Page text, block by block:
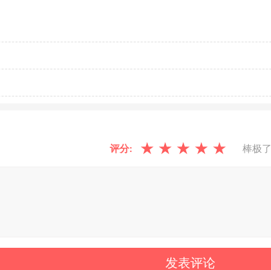
评分: ★ ★ ★ ★ ★ 棒极了